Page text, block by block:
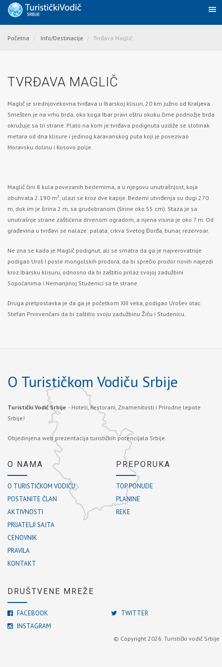
Početna Info/Destinacije Tvrđava Maglič
TVRĐAVA MAGLIČ
Maglič je srednjovekovna tvrđava u Ibarskoj klisuri, 20 km južno od Kraljeva.
Smešten je na vrhu brda, oko koga Ibar pravi oštru okuku čime podnožje brda
okružuje sa tri strane. Plato na kom je tvrđava podignuta uzdiže se stotinak
metara od dna klisure i jedinog karavanskog puta koji je povezivao
Moravsku dolinu i Kosovo polje.
Maglič čini 8 kula povezanih bedemima, a u njegovu unutrašnjost, koja
obuhvata 2.190 m², ulazi se kroz dve kapije. Bedemi utvrđenja su dugi 270
m, dok im je širina 2 m, sa grudobranom (širine oko 55 cm). Staza je sa
unutrašnje strane zaštićena drvenom ogradom, a njena visina je oko 7 m. Od
građevina u tvrđavi se nalaze: palata, crkva Svetog Đorđa, bunar, rezervoar.
Ne zna se kada je Maglič podignut, ali se smatra da ga je najverovatnije
podigao Uroš I posle mongolskih prodora, da bi sprečio prodor novih najezdi
kroz Ibarsku klisuru, odnosno da bi zaštitio prilaz svojoj zadužbini
Sopoćanima i Nemanjinoj Studenici sa te strane.
Druga pretpostavka je da ga je početkom XIII veka, podigao Urošev otac
Stefan Prvovenčani da bi zaštitio svoju zadužbinu Žiču i Studenicu.
O Turističkom Vodiču Srbije
Turistički Vodič Srbije - Hoteli, Restorani, Znamenitosti i Prirodne lepote
Srbije!
Objedinjena web prezentacija turističkih potencijala Srbije.
O NAMA
O TURISTIČKOM VODIČU
POSTANITE ČLAN
AKTIVNOSTI
PRIJATELJI SAJTA
CENOVNIK
PRAVILA
KONTAKT
PREPORUKA
TOP PONUDE
PLANINE
REKE
DRUŠTVENE MREŽE
FACEBOOK
TWITTER
INSTAGRAM
© Copyright 2026. Turistički vodič Srbije